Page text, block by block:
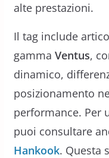
alte prestazioni.
Il tag include
gamma Ventus,
dinamico,
posizionamento
performance. Per
puoi consultare
Hankook. Questa